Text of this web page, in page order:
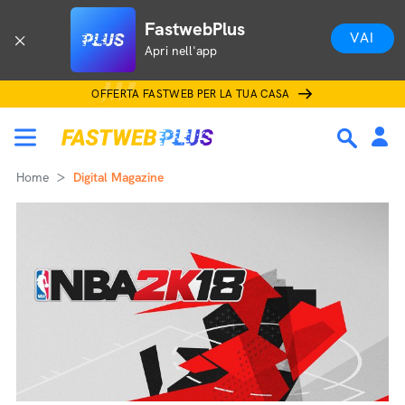
FastwebPlus
Apri nell'app
VAI
OFFERTA FASTWEB PER LA TUA CASA
Home Digital Magazine